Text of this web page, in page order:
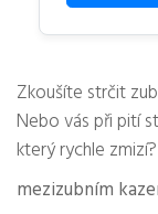
Zkoušíte strčit
Nebo vás při pití
který rychle
mezizubním